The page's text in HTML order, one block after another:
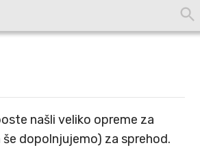
našli veliko opreme za
še dopolnjujemo) za sprehod.